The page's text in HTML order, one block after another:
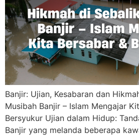
Banjir: Ujian, Kesabaran dan
Musibah Banjir – Islam Mengajar
Bersyukur Ujian dalam Hidup:
Banjir yang melanda beberapa